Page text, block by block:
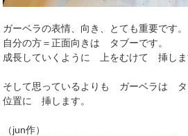
ガーベラの表情、向き、とても重要です。
自分の方＝正面向きは タブーです。
成長していくように 上をむけて 挿しま
そして思っているよりも ガーベラは
位置に 挿します。
（jun作）